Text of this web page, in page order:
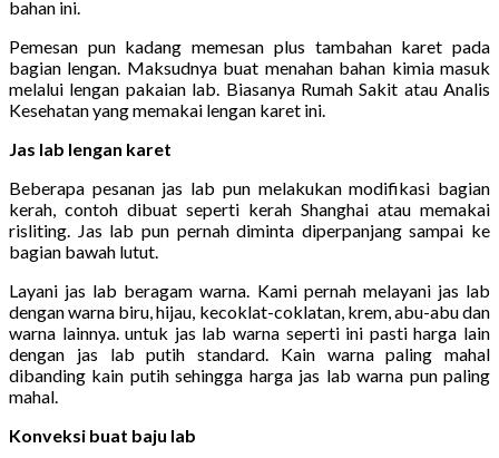
bahan ini.
Pemesan pun kadang memesan plus tambahan karet pada
bagian lengan. Maksudnya buat menahan bahan kimia masuk
melalui lengan pakaian lab. Biasanya Rumah Sakit atau Analis
Kesehatan yang memakai lengan karet ini.
Jas lab lengan karet
Beberapa pesanan jas lab pun melakukan modifikasi bagian
kerah, contoh dibuat seperti kerah Shanghai atau memakai
risliting. Jas lab pun pernah diminta diperpanjang sampai ke
bagian bawah lutut.
Layani jas lab beragam warna. Kami pernah melayani jas lab
dengan warna biru, hijau, kecoklat-coklatan, krem, abu-abu dan
warna lainnya. untuk jas lab warna seperti ini pasti harga lain
dengan jas lab putih standard. Kain warna paling mahal
dibanding kain putih sehingga harga jas lab warna pun paling
mahal.
Konveksi buat baju lab